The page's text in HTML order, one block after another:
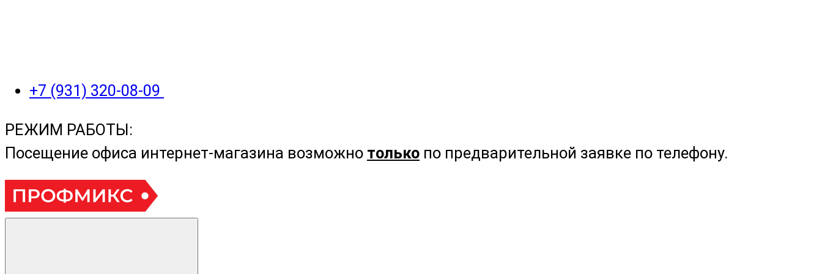
+7 (931) 320-08-09
РЕЖИМ РАБОТЫ:
Посещение офиса интернет-магазина возможно только по предварительной заявке по телефону.